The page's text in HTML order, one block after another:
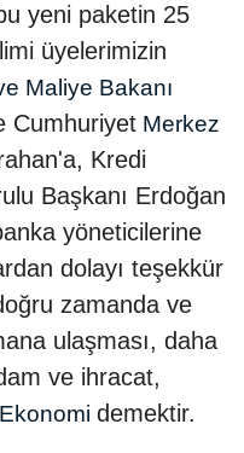
yeni paketin 25
üyelerimizin
Maliye Bakanı
Cumhuriyet Merkez
Kredi
Başkanı Erdoğan
yöneticilerine
dolayı teşekkür
zamanda ve
ulaşması, daha
ve ihracat,
Ekonomi demektir.